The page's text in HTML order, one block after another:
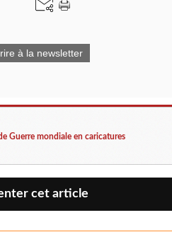
à la newsletter
Guerre mondiale en caricatures
cet article